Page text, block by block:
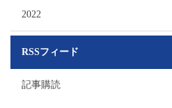
2022
RSSフィード
記事購読